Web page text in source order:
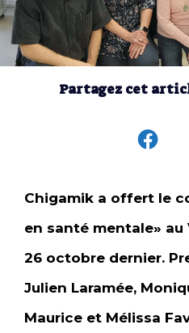
Partagez cet
Chigamik a offert le
en santé mentale»
26 octobre dernier.
Julien Laramée,
Maurice et Mélissa